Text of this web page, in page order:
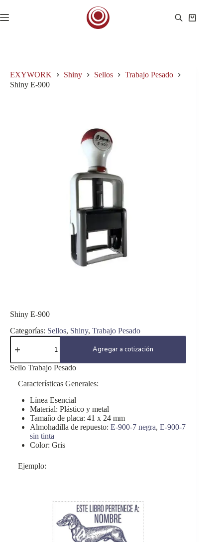
al
contenido
Carro
EXYWORK Shiny Sellos
Trabajo Pesado
Shiny E-900
Shiny E-900
Categorías: Sellos, Shiny, Trabajo Pesado
Shiny
E-
cantidad
Agregar a cotización
Sello Trabajo Pesado
Características Generales:
Línea Esencial
Material: Plástico y metal
Tamaño de placa: 41 x 24 mm
Almohadilla de repuesto: E-900-7 negra, E-900-7
sin tinta
Color: Gris
Ejemplo: